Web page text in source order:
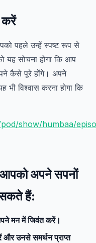
करें
पहले उन्हें स्पष्ट रूप से
यह सोचना होगा कि आप
कैसे पूरे होंगे। अपने
विश्वास करना होगा कि
show/humbaa/
आपको अपने सपनों
सकते हैं:
मन में जिवंत करें।
उनसे समर्थन प्राप्त